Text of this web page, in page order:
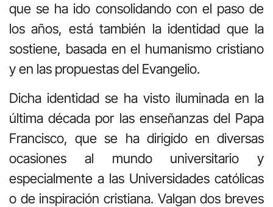
que se ha ido consolidando con el paso de
los años, está también la identidad que la
sostiene, basada en el humanismo cristiano
y en las propuestas del Evangelio.
Dicha identidad se ha visto iluminada en la
última década por las enseñanzas del Papa
Francisco, que se ha dirigido en diversas
ocasiones al mundo universitario y
especialmente a las Universidades católicas
o de inspiración cristiana. Valgan dos breves